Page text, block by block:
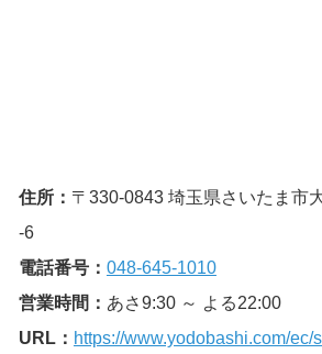
住所： 〒330-0843 埼玉県さいたま市
-6
電話番号： 048-645-1010
営業時間： あさ9:30 ～ よる22:00
URL： https://www.yodobashi.com/ec/